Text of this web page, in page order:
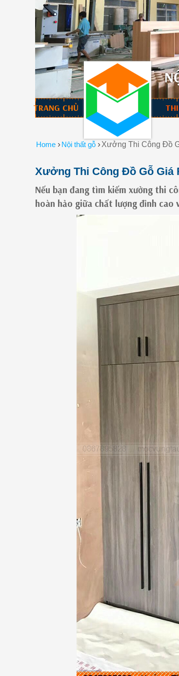
TRANG CHỦ
Home ›Nội thất gỗ ›Xưởng Thi Công Đồ
Xưởng Thi Công Đồ Gỗ Giá
Nếu bạn đang tìm kiếm xưởng thi
hoàn hảo giữa chất lượng đỉnh cao